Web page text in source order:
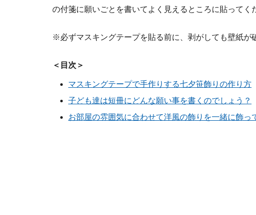
の付箋に願いごとを書いてよく見えるところに貼ってく
※必ずマスキングテープを貼る前に、剥がしても壁紙が
＜目次＞
マスキングテープで手作りする七夕笹飾りの作り方
子ども達は短冊にどんな願い事を書くのでしょう？
お部屋の雰囲気に合わせて洋風の飾りを一緒に飾っ